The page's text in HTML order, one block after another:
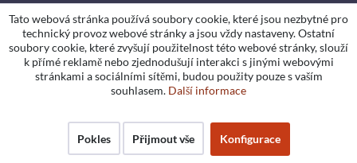
Tato webová stránka používá soubory cookie, které jsou nezbytné pro
technický provoz webové stránky a jsou vždy nastaveny. Ostatní
soubory cookie, které zvyšují použitelnost této webové stránky, slouží
k přímé reklamě nebo zjednodušují interakci s jinými webovými
stránkami a sociálními sítěmi, budou použity pouze s vaším
souhlasem. Další informace
Pokles Přijmout vše Konfigurace